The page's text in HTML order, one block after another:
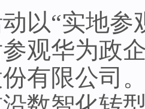
“实地参观
参观华为政
有限公司